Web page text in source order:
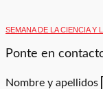
SEMANA DE LA CIENCIA Y
Ponte en
Nombre y apellidos